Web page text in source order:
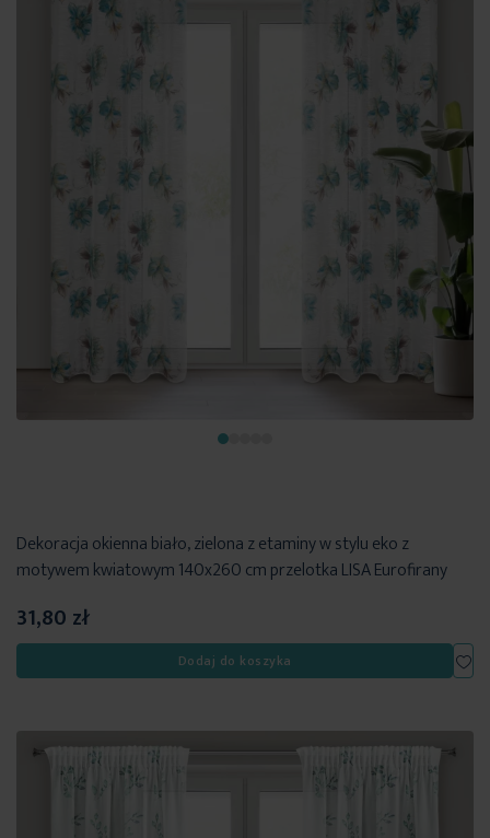
Dekoracja okienna biało, zielona z etaminy w stylu eko z
motywem kwiatowym 140x260 cm przelotka LISA Eurofirany
31,80 zł
Dodaj do koszyka